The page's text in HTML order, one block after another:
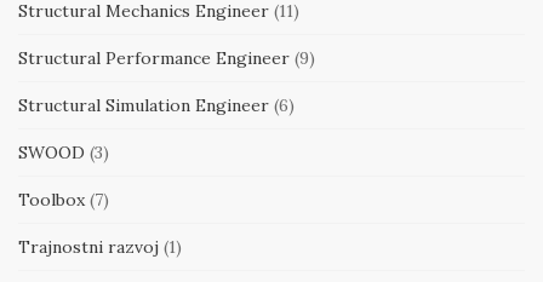
Structural Mechanics Engineer (11)
Structural Performance Engineer (9)
Structural Simulation Engineer (6)
SWOOD (3)
Toolbox(7)
Trajnostni razvoj (1)